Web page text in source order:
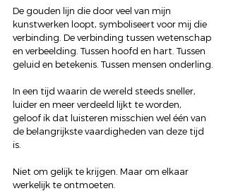
De gouden lijn die door veel van mijn
kunstwerken loopt, symboliseert voor mij die
verbinding. De verbinding tussen wetenschap
en verbeelding. Tussen hoofd en hart. Tussen
geluid en betekenis. Tussen mensen onderling.
In een tijd waarin de wereld steeds sneller,
luider en meer verdeeld lijkt te worden,
geloof ik dat luisteren misschien wel één van
de belangrijkste vaardigheden van deze tijd
is.
Niet om gelijk te krijgen. Maar om elkaar
werkelijk te ontmoeten.